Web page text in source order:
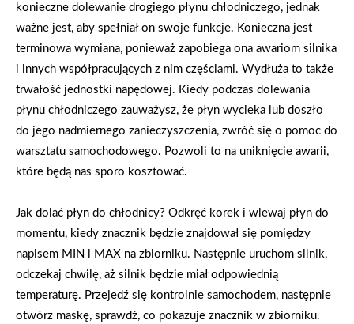
konieczne dolewanie drogiego płynu chłodniczego, jednak
ważne jest, aby spełniał on swoje funkcje. Konieczna jest
terminowa wymiana, ponieważ zapobiega ona awariom silnika
i innych współpracujących z nim częściami. Wydłuża to także
trwałość jednostki napędowej. Kiedy podczas dolewania
płynu chłodniczego zauważysz, że płyn wycieka lub doszło
do jego nadmiernego zanieczyszczenia, zwróć się o pomoc do
warsztatu samochodowego. Pozwoli to na uniknięcie awarii,
które będą nas sporo kosztować.
Jak dolać płyn do chłodnicy? Odkręć korek i wlewaj płyn do
momentu, kiedy znacznik będzie znajdował się pomiędzy
napisem MIN i MAX na zbiorniku. Następnie uruchom silnik,
odczekaj chwilę, aż silnik będzie miał odpowiednią
temperaturę. Przejedź się kontrolnie samochodem, następnie
otwórz maskę, sprawdź, co pokazuje znacznik w zbiorniku.